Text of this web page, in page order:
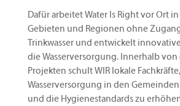
Dafür arbeitet Water Is Right vor Ort
Gebieten und Regionen ohne
Trinkwasser und entwickelt
die Wasserversorgung. Innerhalb
Projekten schult WIR lokale
Wasserversorgung in den
und die Hygienestandards zu